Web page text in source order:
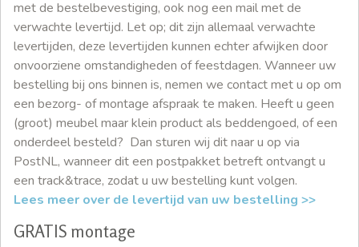
met de bestelbevestiging, ook nog een mail met de
verwachte levertijd. Let op; dit zijn allemaal verwachte
levertijden, deze levertijden kunnen echter afwijken door
onvoorziene omstandigheden of feestdagen. Wanneer uw
bestelling bij ons binnen is, nemen we contact met u op om
een bezorg- of montage afspraak te maken. Heeft u geen
(groot) meubel maar klein product als beddengoed, of een
onderdeel besteld? Dan sturen wij dit naar u op via
PostNL, wanneer dit een postpakket betreft ontvangt u
een track&trace, zodat u uw bestelling kunt volgen.
Lees meer over de levertijd van uw bestelling >>
GRATIS montage